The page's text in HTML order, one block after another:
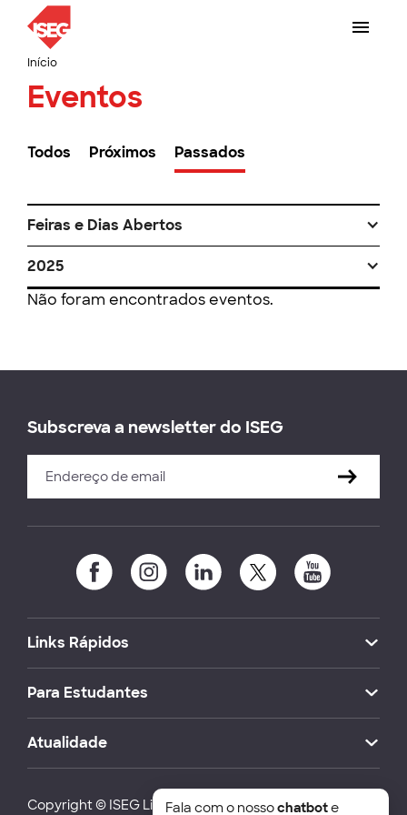
Início
Eventos
Todos Próximos Passados
Feiras e Dias Abertos
2025
Não foram encontrados eventos.
Subscreva a newsletter do ISEG
Links Rápidos
Para Estudantes
Atualidade
Copyright © ISEG Lisbon School of Economics and
Fala com o nossochatbote